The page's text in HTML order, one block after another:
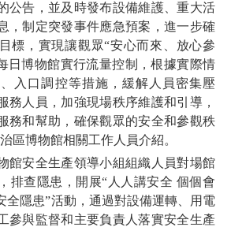
公告，並及時發布設備維護、重大活
，制定突發事件應急預案，進一步確
標，實現讓觀眾“安心而來、放心參
日博物館實行流量控制，根據實際情
入口調控等措施，緩解人員密集壓
務人員，加強現場秩序維護和引導，
務和幫助，確保觀眾的安全和參觀秩
區博物館相關工作人員介紹。
安全生產領導小組組織人員對場館
排查隱患，開展“人人講安全 個個會
隱患”活動，通過對設備運轉、用電
參與監督和主要負責人落實安全生產